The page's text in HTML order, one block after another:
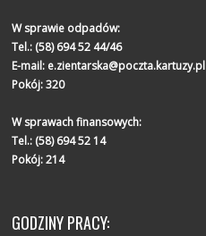
W sprawie odpadów:
Tel.: (58) 694 52 44/46
E-mail: e.zientarska@poczta.kartuzy.pl
Pokój: 320
W sprawach finansowych:
Tel.: (58) 694 52 14
Pokój: 214
GODZINY PRACY: